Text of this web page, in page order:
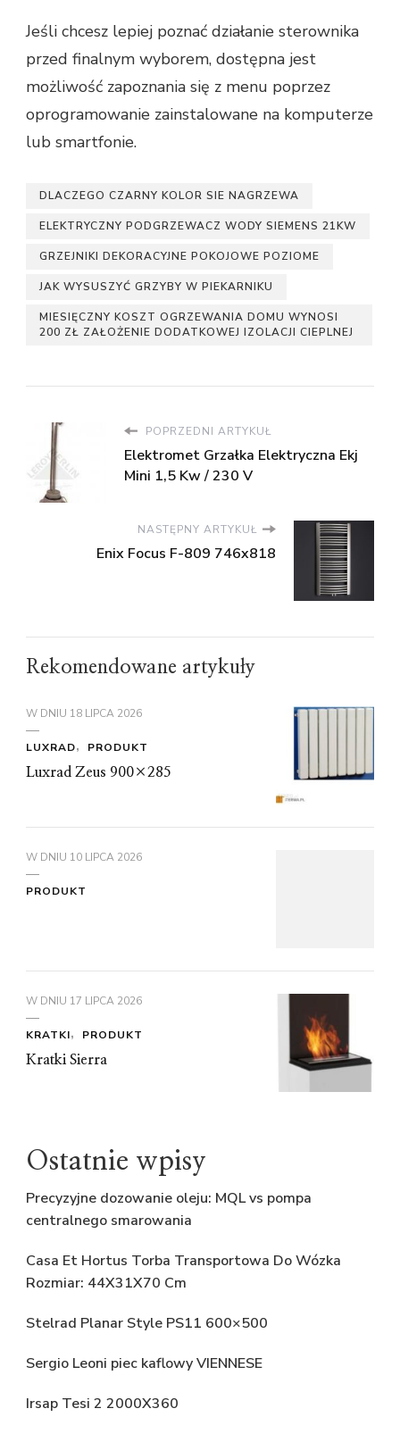
Jeśli chcesz lepiej poznać działanie sterownika
przed finalnym wyborem, dostępna jest
możliwość zapoznania się z menu poprzez
oprogramowanie zainstalowane na komputerze
lub smartfonie.
DLACZEGO CZARNY KOLOR SIE NAGRZEWA
ELEKTRYCZNY PODGRZEWACZ WODY SIEMENS 21KW
GRZEJNIKI DEKORACYJNE POKOJOWE POZIOME
JAK WYSUSZYĆ GRZYBY W PIEKARNIKU
MIESIĘCZNY KOSZT OGRZEWANIA DOMU WYNOSI
200 ZŁ ZAŁOŻENIE DODATKOWEJ IZOLACJI CIEPLNEJ
POPRZEDNI ARTYKUŁ
Elektromet Grzałka Elektryczna Ekj
Mini 1,5 Kw / 230 V
NASTĘPNY ARTYKUŁ
Enix Focus F-809 746x818
Rekomendowane artykuły
W DNIU 18 LIPCA 2026
LUXRAD
PRODUKT
Luxrad Zeus 900×285
W DNIU 10 LIPCA 2026
PRODUKT
W DNIU 17 LIPCA 2026
KRATKI
PRODUKT
Kratki Sierra
Ostatnie wpisy
Precyzyjne dozowanie oleju: MQL vs pompa
centralnego smarowania
Casa Et Hortus Torba Transportowa Do Wózka
Rozmiar: 44X31X70 Cm
Stelrad Planar Style PS11 600×500
Sergio Leoni piec kaflowy VIENNESE
Irsap Tesi 2 2000X360